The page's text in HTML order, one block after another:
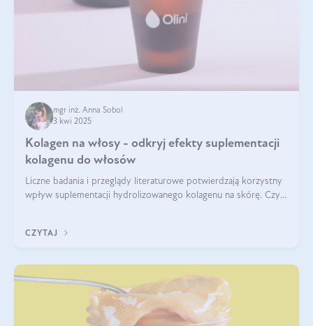
mgr inż. Anna Sobol
3 kwi 2025
Kolagen na włosy - odkryj efekty suplementacji
kolagenu do włosów
Liczne badania i przeglądy literaturowe potwierdzają korzystny
wpływ suplementacji hydrolizowanego kolagenu na skórę. Czy
CZYTAJ